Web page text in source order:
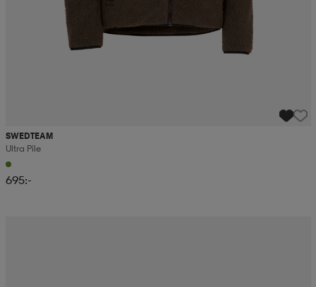
SWEDTEAM
Ultra Pile
695:-